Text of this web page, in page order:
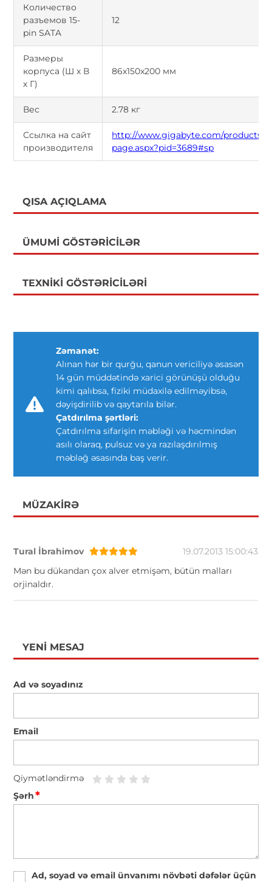
Количество
разъемов 15-
pin SATA
12
Размеры
корпуса (Ш х В
х Г)
86x150x200 мм
Вес 2.78 кг
Ссылка на сайт
производителя
http://www.gigabyte.com/products/
page.aspx?pid=3689#sp
QISA AÇIQLAMA
ÜMUMI GÖSTƏRICILƏR
TEXNIKI GÖSTƏRICILƏRI
Zəmanət:
Alınan hər bir qurğu, qanun vericiliyə əsasən
14 gün müddətində xarici görünüşü olduğu
kimi qalıbsa, fiziki müdaxilə edilməyibsə,
dəyişdirilib və qaytarıla bilər.
Çatdırılma şərtləri:
Çatdırılma sifarişin məbləği və həcmindən
asılı olaraq, pulsuz və ya razılaşdırılmış
məbləğ əsasında baş verir.
MÜZAKIRƏ
Tural İbrahimov
19.07.2013 15:00:43
Mən bu dükandan çox alver etmişəm, bütün malları
orjinaldır.
YENI MESAJ
Ad və soyadınız
Email
Qiymətləndirmə
Şərh*
Ad, soyad və email ünvanımı növbəti dəfələr üçün